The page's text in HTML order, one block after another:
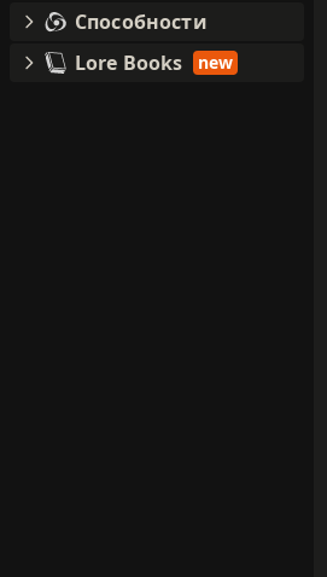
Способности
Lore Books
new